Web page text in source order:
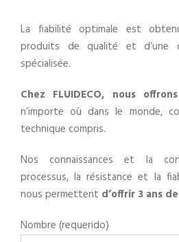
La fiabilité optimale est
produits de qualité et d’une
spécialisée.
Chez FLUIDECO, nous
n’importe où dans le monde,
technique compris.
Nos connaissances et la
processus, la résistance et la
nous permettent d’offrir 3 ans
Nombre (requerido)